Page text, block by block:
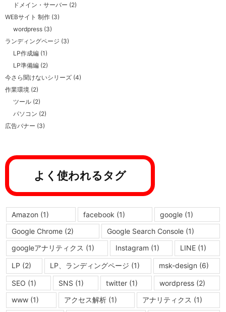
ドメイン・サーバー (2)
WEBサイト 制作 (3)
wordpress (3)
ランディングページ (3)
LP作成編 (1)
LP準備編 (2)
今さら聞けないシリーズ (4)
作業環境 (2)
ツール (2)
パソコン (2)
広告バナー (3)
よく使われるタグ
Amazon (1) facebook (1) google(1)
Google Chrome (2) Google Search Console (1)
googleアナリティクス (1) Instagram (1) LINE (1)
LP (2) LP、ランディングページ (1) msk-design (6)
SEO (1) SNS (1) twitter(1) wordpress (2)
www (1) アクセス解析 (1) アナリティクス (1)